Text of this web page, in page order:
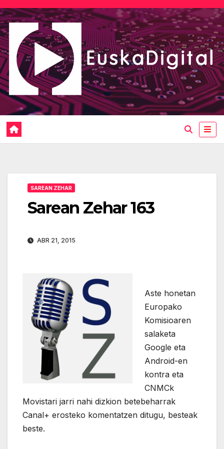
Saltar
al
contenido
SAREAN ZEHAR
Sarean Zehar 163
ABR 21, 2015
Aste honetan
Europako
Komisioaren
salaketa
Google eta
Android-en
kontra eta
CNMCk
Movistari jarri nahi dizkion betebeharrak
Canal+ erosteko komentatzen ditugu, besteak
beste.